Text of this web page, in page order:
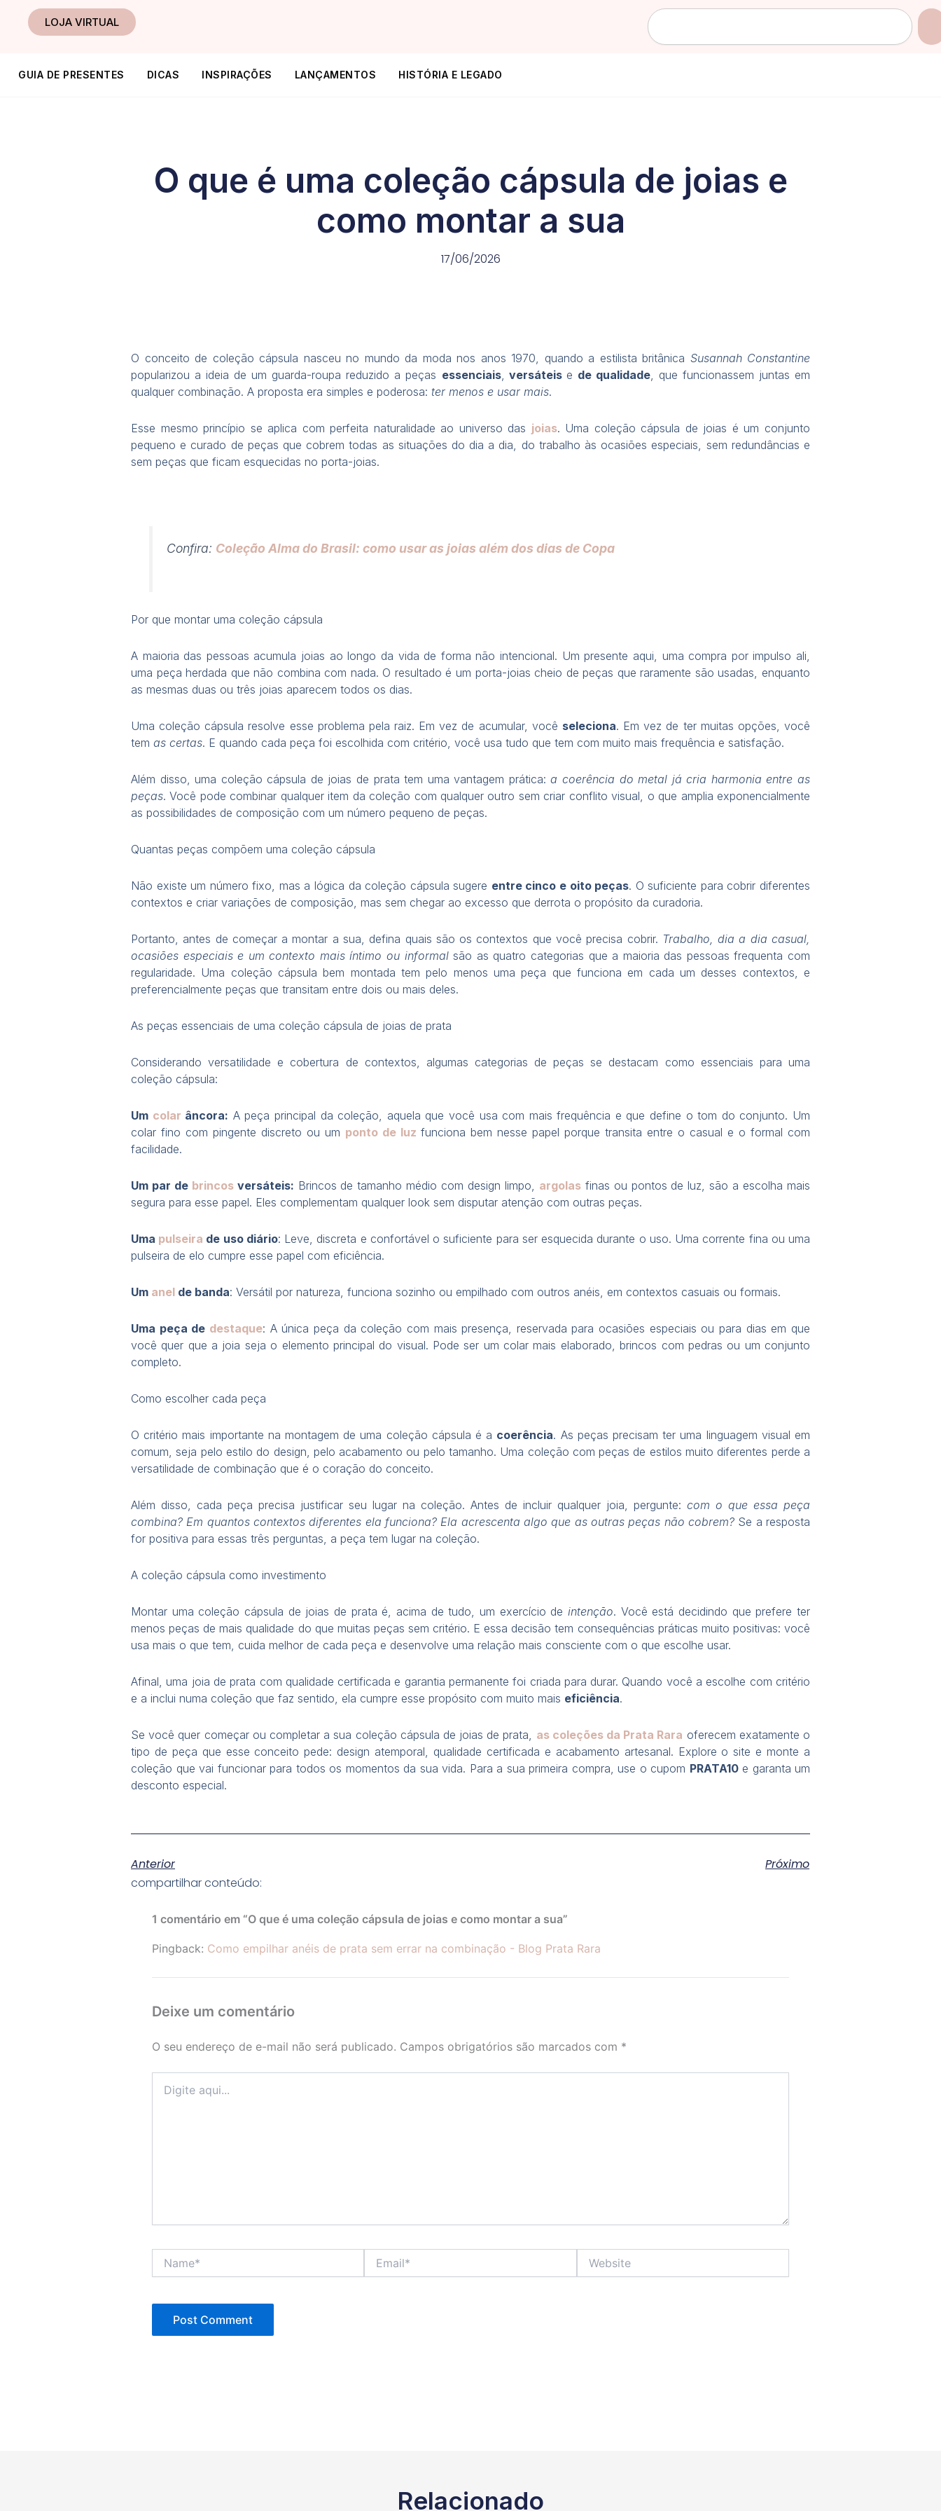
LOJA VIRTUAL
Pesquisar
GUIA DE PRESENTES DICAS INSPIRAÇÕES LANÇAMENTOS HISTÓRIA E LEGADO
O que é uma coleção cápsula de joias e
como montar a sua
17/06/2026
O conceito de coleção cápsula nasceu no mundo da moda nos anos 1970, quando a estilista britânica Susannah Constantine
popularizou a ideia de um guarda-roupa reduzido a peças essenciais, versáteis e de qualidade, que funcionassem juntas em
qualquer combinação. A proposta era simples e poderosa: ter menos e usar mais.
Esse mesmo princípio se aplica com perfeita naturalidade ao universo das joias. Uma coleção cápsula de joias é um conjunto
pequeno e curado de peças que cobrem todas as situações do dia a dia, do trabalho às ocasiões especiais, sem redundâncias e
sem peças que ficam esquecidas no porta-joias.
Confira: Coleção Alma do Brasil: como usar as joias além dos dias de Copa
Por que montar uma coleção cápsula
A maioria das pessoas acumula joias ao longo da vida de forma não intencional. Um presente aqui, uma compra por impulso ali,
uma peça herdada que não combina com nada. O resultado é um porta-joias cheio de peças que raramente são usadas, enquanto
as mesmas duas ou três joias aparecem todos os dias.
Uma coleção cápsula resolve esse problema pela raiz. Em vez de acumular, você seleciona. Em vez de ter muitas opções, você
tem as certas. E quando cada peça foi escolhida com critério, você usa tudo que tem com muito mais frequência e satisfação.
Além disso, uma coleção cápsula de joias de prata tem uma vantagem prática:a coerência do metal já cria harmonia entre as
peças. Você pode combinar qualquer item da coleção com qualquer outro sem criar conflito visual, o que amplia exponencialmente
as possibilidades de composição com um número pequeno de peças.
Quantas peças compõem uma coleção cápsula
Não existe um número fixo, mas a lógica da coleção cápsula sugere entre cinco e oito peças. O suficiente para cobrir diferentes
contextos e criar variações de composição, mas sem chegar ao excesso que derrota o propósito da curadoria.
Portanto, antes de começar a montar a sua, defina quais são os contextos que você precisa cobrir. Trabalho, dia a dia casual,
ocasiões especiais e um contexto mais íntimo ou informalsão as quatro categorias que a maioria das pessoas frequenta com
regularidade. Uma coleção cápsula bem montada tem pelo menos uma peça que funciona em cada um desses contextos, e
preferencialmente peças que transitam entre dois ou mais deles.
As peças essenciais de uma coleção cápsula de joias de prata
Considerando versatilidade e cobertura de contextos, algumas categorias de peças se destacam como essenciais para uma
coleção cápsula:
Um colar âncora: A peça principal da coleção, aquela que você usa com mais frequência e que define o tom do conjunto. Um
colar fino com pingente discreto ou um ponto de luz funciona bem nesse papel porque transita entre o casual e o formal com
facilidade.
Um par de brincosversáteis: Brincos de tamanho médio com design limpo, argolasfinas ou pontos de luz, são a escolha mais
segura para esse papel. Eles complementam qualquer look sem disputar atenção com outras peças.
Uma pulseira de uso diário: Leve, discreta e confortável o suficiente para ser esquecida durante o uso. Uma corrente fina ou uma
pulseira de elo cumpre esse papel com eficiência.
Um anel de banda: Versátil por natureza, funciona sozinho ou empilhado com outros anéis, em contextos casuais ou formais.
Uma peça de destaque: A única peça da coleção com mais presença, reservada para ocasiões especiais ou para dias em que
você quer que a joia seja o elemento principal do visual. Pode ser um colar mais elaborado, brincos com pedras ou um conjunto
completo.
Como escolher cada peça
O critério mais importante na montagem de uma coleção cápsula é a coerência. As peças precisam ter uma linguagem visual em
comum, seja pelo estilo do design, pelo acabamento ou pelo tamanho. Uma coleção com peças de estilos muito diferentes perde a
versatilidade de combinação que é o coração do conceito.
Além disso, cada peça precisa justificar seu lugar na coleção. Antes de incluir qualquer joia, pergunte: com o que essa peça
combina? Em quantos contextos diferentes ela funciona? Ela acrescenta algo que as outras peças não cobrem? Se a resposta
for positiva para essas três perguntas, a peça tem lugar na coleção.
A coleção cápsula como investimento
Montar uma coleção cápsula de joias de prata é, acima de tudo, um exercício de intenção. Você está decidindo que prefere ter
menos peças de mais qualidade do que muitas peças sem critério. E essa decisão tem consequências práticas muito positivas: você
usa mais o que tem, cuida melhor de cada peça e desenvolve uma relação mais consciente com o que escolhe usar.
Afinal, uma joia de prata com qualidade certificada e garantia permanente foi criada para durar. Quando você a escolhe com critério
e a inclui numa coleção que faz sentido, ela cumpre esse propósito com muito mais eficiência.
Se você quer começar ou completar a sua coleção cápsula de joias de prata, as coleções da Prata Rara oferecem exatamente o
tipo de peça que esse conceito pede: design atemporal, qualidade certificada e acabamento artesanal. Explore o site e monte a
coleção que vai funcionar para todos os momentos da sua vida. Para a sua primeira compra, use o cupom PRATA10e garanta um
desconto especial.
Anterior
Próximo
compartilhar conteúdo:
1 comentário em “O que é uma coleção cápsula de joias e como montar a sua”
Pingback: Como empilhar anéis de prata sem errar na combinação - Blog Prata Rara
Deixe um comentário
O seu endereço de e-mail não será publicado. Campos obrigatórios são marcados com *
aqui...
Relacionado